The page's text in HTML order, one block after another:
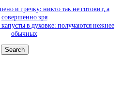
и гречку: никто так не готовит, а
совершенно зря
в духовке: получаются нежнее
обычных